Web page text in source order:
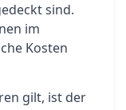
sind.
im
Kosten
gilt, ist der